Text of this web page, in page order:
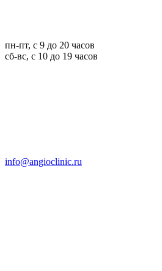
пн-пт, с 9 до 20 часов
сб-вс, с 10 до 19 часов
info@angioclinic.ru